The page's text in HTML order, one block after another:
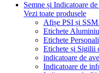
Semne și Indicatoare
Vezi toate produsele
Afișe PSI și
Etichete
Etichete
Etichete și Sigilii
indicatoare de
Indicatoare de